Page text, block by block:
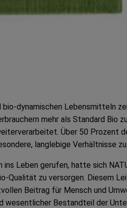
dynamischen Lebensmitteln
mehr als Standard Bio
Über 50 Prozent
langlebige Verhältnisse
ins Leben gerufen, hatte sich
Qualität zu versorgen. Diesem
Beitrag für Mensch und
Bestandteil der